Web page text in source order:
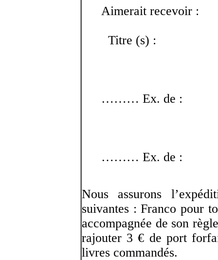
Aimerait recevoir :
Titre (s) :
……… Ex. de :
……… Ex. de :
Nous assurons
suivantes : Franco pour
accompagnée de son
rajouter 3 € de port
livres commandés.